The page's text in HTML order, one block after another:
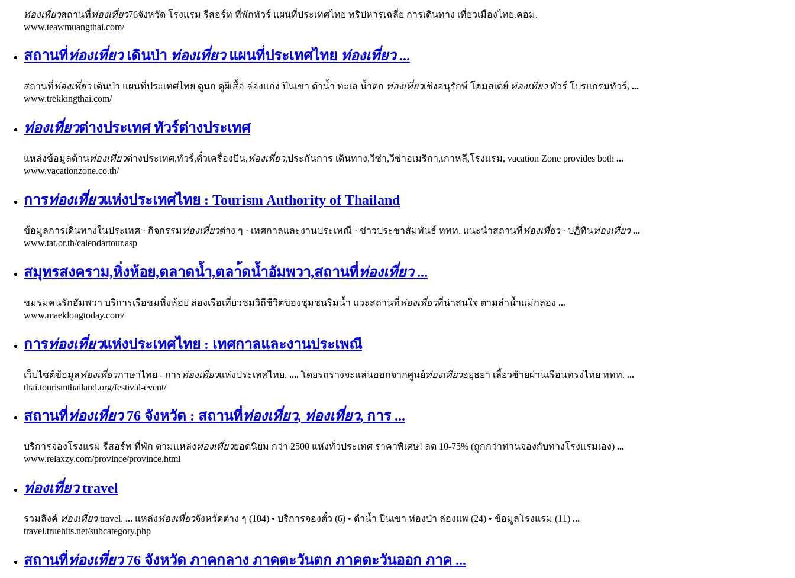
ท่องเที่ยวสถานที่ท่องเที่ยว76จังหวัด โรงแรม รีสอร์ท ที่พักทัวร์ แผนที่ประเทศไทย ทริปหารเฉลี่ย การเดินทาง เที่ยวเมืองไทย.คอม.
www.teawmuangthai.com/
สถานที่ท่องเที่ยวเดินป่า ท่องเที่ยวแผนที่ประเทศไทย ท่องเที่ยว ...
สถานที่ท่องเที่ยวเดินป่า แผนที่ประเทศไทย ดูนก ดูผีเสื้อ ล่องแก่ง ปีนเขา ดำน้ำ ทะเล น้ำตก ท่องเที่ยวเชิงอนุรักษ์ โฮมสเตย์ ท่องเที่ยวทัวร์ โปรแกรมทัวร์, ...
www.trekkingthai.com/
ท่องเที่ยวต่างประเทศ ทัวร์ต่างประเทศ
แหล่งข้อมูลด้านท่องเที่ยวต่างประเทศ,ทัวร์,ตั๋วเครื่องบิน,ท่องเที่ยว,ประกันการ เดินทาง,วีซ่า,วีซ่าอเมริกา,เกาหลี,โรงแรม, vacation Zone provides both ...
www.vacationzone.co.th/
การท่องเที่ยวแห่งประเทศไทย : Tourism Authority of Thailand
ข้อมูลการเดินทางในประเทศ · กิจกรรม ท่องเที่ยวต่าง ๆ · เทศกาลและงานประเพณี · ข่าวประชาสัมพันธ์ ททท. แนะนำสถานที่ท่องเที่ยว· ปฏิทินท่องเที่ยว ...
www.tat.or.th/calendartour.asp
สมุทรสงคราม,หิ่งห้อย,ตลาดน้ำ,ตลา้ดน้ำอัมพวา,สถานที่ท่องเที่ยว ...
ชมรมคนรักอัมพวา บริการเรือชมหิ่งห้อย ล่องเรือเที่ยวชมวิถีชีวิตของชุมชนริมน้ำ แวะสถานที่ท่องเที่ยวที่น่าสนใจ ตามลำน้ำแม่กลอง ...
www.maeklongtoday.com/
การท่องเที่ยวแห่งประเทศไทย : เทศกาลและงานประเพณี
เว็บไซต์ข้อมูลท่องเที่ยวภาษาไทย - การท่องเที่ยวแห่งประเทศไทย. .... โดยรถรางจะแล่นออกจากศูนย์ท่องเที่ยวอยุธยา เลี้ยวซ้ายผ่านเรือนทรงไทย ททท. ...
thai.tourismthailand.org/festival-event/
สถานที่ท่องเที่ยว76 จังหวัด : สถานที่ท่องเที่ยว, ท่องเที่ยว, การ ...
บริการจองโรงแรม รีสอร์ท ที่พัก ตามแหล่งท่องเที่ยวยอดนิยม กว่า 2500 แห่งทั่วประเทศ ราคาพิเศษ! ลด 10-75% (ถูกกว่าท่านจองกับทางโรงแรมเอง) ...
www.relaxzy.com/province/province.html
ท่องเที่ยวtravel
รวมลิงค์ ท่องเที่ยวtravel. ... แหล่งท่องเที่ยวจังหวัดต่าง ๆ (104) • บริการจองตั๋ว (6) • ดำน้ำ ปีนเขา ท่องป่า ล่องแพ (24) • ข้อมูลโรงแรม (11) ...
travel.truehits.net/subcategory.php
สถานที่ท่องเที่ยว76 จังหวัด ภาคกลาง ภาคตะวันตก ภาคตะวันออก ภาค ...